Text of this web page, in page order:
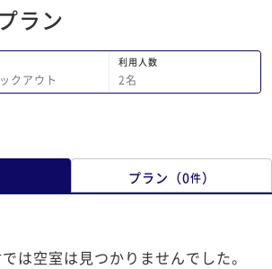
ラン
クアウト
利用人数
2名
プラン （0件）
は空室は見つかりませんでした。